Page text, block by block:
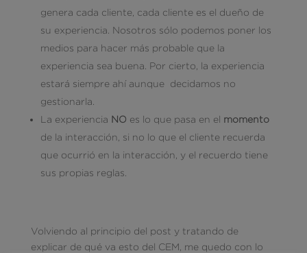
genera cada cliente, cada cliente es el dueño de
su experiencia. Nosotros sólo podemos poner los
medios para hacer más probable que la
experiencia sea buena. Por cierto, la experiencia
estará siempre ahí aunque decidamos no
gestionarla.
La experiencia NO es lo que pasa en el momento
de la interacción, si no lo que el cliente recuerda
que ocurrió en la interacción, y el recuerdo tiene
sus propias reglas.
Volviendo al principio del post y tratando de
explicar de qué va esto del CEM, me quedo con lo